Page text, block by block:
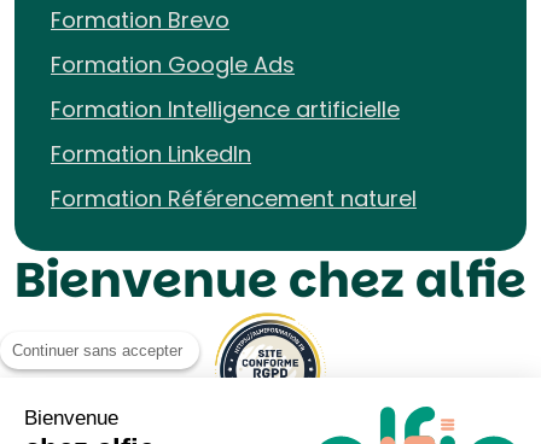
Formation Brevo
Formation Google Ads
Formation Intelligence artificielle
Formation LinkedIn
Formation Référencement naturel
Bienvenue chez alfie
Continuer sans accepter
Bienvenue